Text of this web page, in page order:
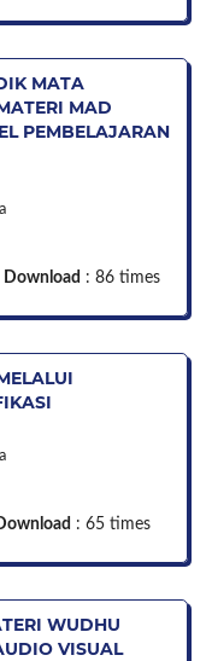
MATA
MAD
PEMBELAJARAN
Download : 86 times
: 65 times
WUDHU
VISUAL